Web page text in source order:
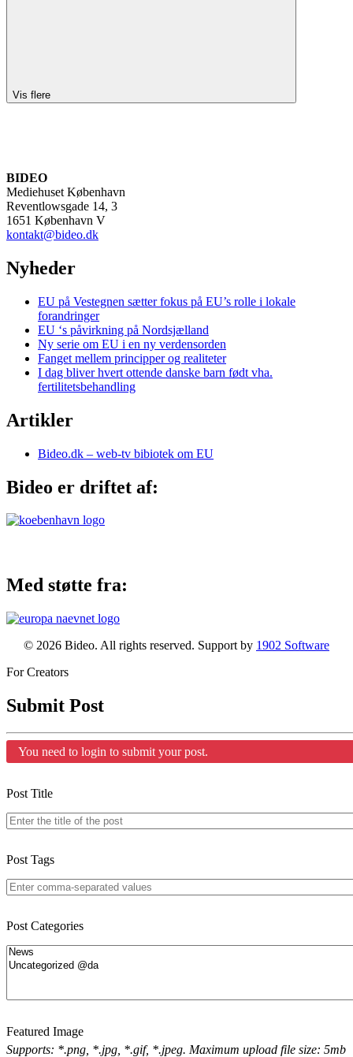
Vis flere
BIDEO
Mediehuset København
Reventlowsgade 14, 3
1651 København V
kontakt@bideo.dk
Nyheder
EU på Vestegnen sætter fokus på EU’s rolle i lokale
forandringer
EU ‘s påvirkning på Nordsjælland
Ny serie om EU i en ny verdensorden
Fanget mellem principper og realiteter
I dag bliver hvert ottende danske barn født vha.
fertilitetsbehandling
Artikler
Bideo.dk – web-tv bibiotek om EU
Bideo er driftet af:
Med støtte fra:
© 2026 Bideo. All rights reserved. Support by 1902 Software
For Creators
Submit Post
You need to login to submit your post.
Post Title
Post Tags
Post Categories
Featured Image
Supports: *.png, *.jpg, *.gif, *.jpeg. Maximum upload file size: 5mb